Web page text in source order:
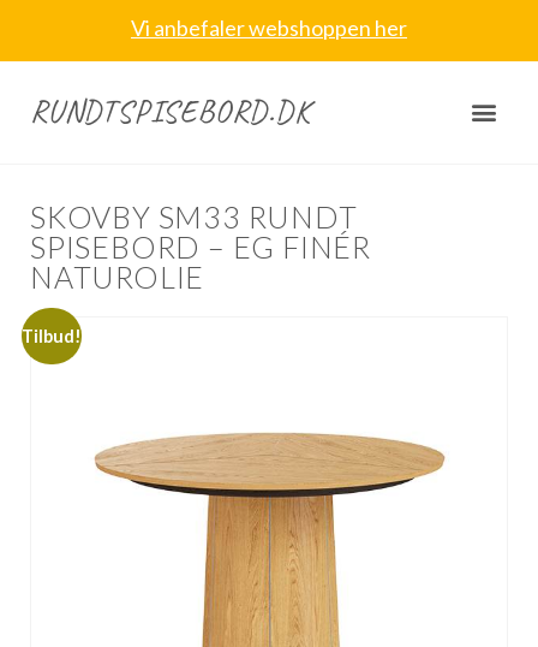
Vi anbefaler webshoppen her
RUNDTSPISEBORD.DK
SKOVBY SM33 RUNDT
SPISEBORD – EG FINÉR
NATUROLIE
Tilbud!